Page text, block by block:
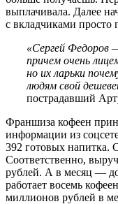
выплачивала. Далее
с вкладчиками просто
«Сергей Федоров
причем очень
но их ларьки
людям свой
пострадавший
Франшиза кофеен
информации из
392 готовых напитка.
Соответственно,
рублей. А в месяц —
работает восемь
миллионов рублей в